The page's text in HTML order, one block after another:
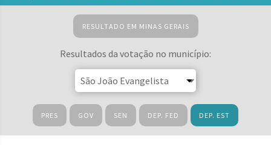
RESULTADO EM MINAS GERAIS
Resultados da votação no município:
PRES GOV SEN DEP. FED DEP. EST